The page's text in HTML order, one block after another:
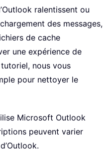
ralentissent ou
des messages,
de cache
une expérience de
nous vous
pour nettoyer le
Microsoft Outlook
peuvent varier